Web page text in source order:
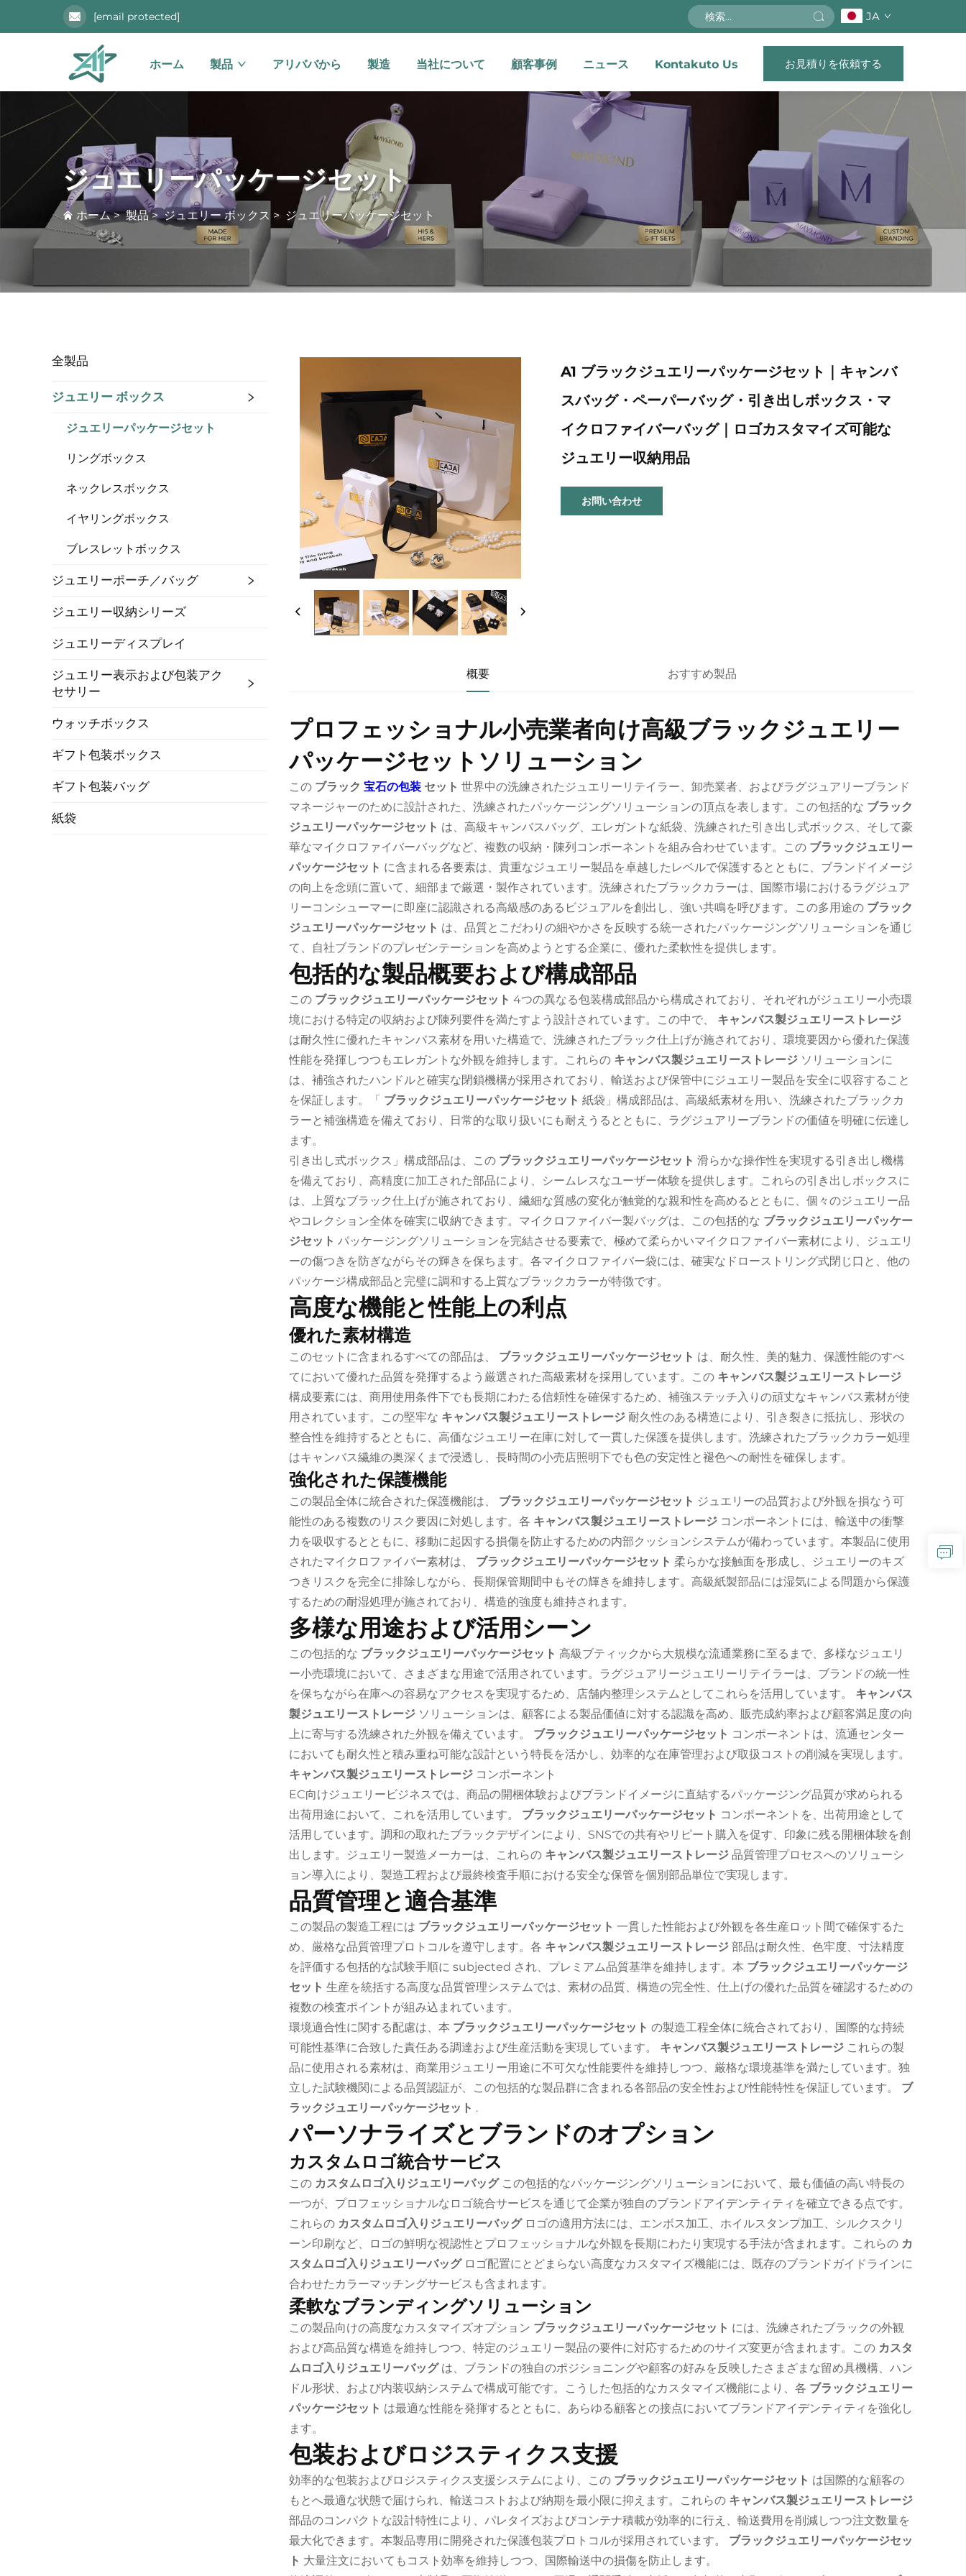
[email protected] JA
ホーム 製品 アリババから 製造 当社について 顧客事例 ニュース Kontakuto Us お見積りを依頼する
ジュエリーパッケージセット
ホーム>製品>ジュエリー ボックス > ジュエリーパッケージセット
全製品
ジュエリー ボックス
ジュエリーパッケージセット
リングボックス
ネックレスボックス
イヤリングボックス
ブレスレットボックス
ジュエリーポーチ／バッグ
ジュエリー収納シリーズ
ジュエリーディスプレイ
ジュエリー表示および包装アク
セサリー
ウォッチボックス
ギフト包装ボックス
ギフト包装バッグ
紙袋
A1 ブラックジュエリーパッケージセット｜キャンバ
スバッグ・ペーパーバッグ・引き出しボックス・マ
イクロファイバーバッグ｜ロゴカスタマイズ可能な
ジュエリー収納用品
お問い合わせ
概要 おすすめ製品
プロフェッショナル小売業者向け高級ブラックジュエリー
パッケージセットソリューション
この ブラック 宝石の包装 セット 世界中の洗練されたジュエリーリテイラー、卸売業者、およびラグジュアリーブランド
マネージャーのために設計された、洗練されたパッケージングソリューションの頂点を表します。この包括的な ブラック
ジュエリーパッケージセット は、高級キャンバスバッグ、エレガントな紙袋、洗練された引き出し式ボックス、そして豪
華なマイクロファイバーバッグなど、複数の収納・陳列コンポーネントを組み合わせています。この ブラックジュエリー
パッケージセット に含まれる各要素は、貴重なジュエリー製品を卓越したレベルで保護するとともに、ブランドイメージ
の向上を念頭に置いて、細部まで厳選・製作されています。洗練されたブラックカラーは、国際市場におけるラグジュア
リーコンシューマーに即座に認識される高級感のあるビジュアルを創出し、強い共鳴を呼びます。この多用途の ブラック
ジュエリーパッケージセット は、品質とこだわりの細やかさを反映する統一されたパッケージングソリューションを通じ
て、自社ブランドのプレゼンテーションを高めようとする企業に、優れた柔軟性を提供します。
包括的な製品概要および構成部品
この ブラックジュエリーパッケージセット 4つの異なる包装構成部品から構成されており、それぞれがジュエリー小売環
境における特定の収納および陳列要件を満たすよう設計されています。この中で、 キャンバス製ジュエリーストレージ
は耐久性に優れたキャンバス素材を用いた構造で、洗練されたブラック仕上げが施されており、環境要因から優れた保護
性能を発揮しつつもエレガントな外観を維持します。これらの キャンバス製ジュエリーストレージ ソリューションに
は、補強されたハンドルと確実な閉鎖機構が採用されており、輸送および保管中にジュエリー製品を安全に収容すること
を保証します。「 ブラックジュエリーパッケージセット 紙袋」構成部品は、高級紙素材を用い、洗練されたブラックカ
ラーと補強構造を備えており、日常的な取り扱いにも耐えうるとともに、ラグジュアリーブランドの価値を明確に伝達し
ます。
引き出し式ボックス」構成部品は、この ブラックジュエリーパッケージセット 滑らかな操作性を実現する引き出し機構
を備えており、高精度に加工された部品により、シームレスなユーザー体験を提供します。これらの引き出しボックスに
は、上質なブラック仕上げが施されており、繊細な質感の変化が触覚的な親和性を高めるとともに、個々のジュエリー品
やコレクション全体を確実に収納できます。マイクロファイバー製バッグは、この包括的な ブラックジュエリーパッケー
ジセット パッケージングソリューションを完結させる要素で、極めて柔らかいマイクロファイバー素材により、ジュエリ
ーの傷つきを防ぎながらその輝きを保ちます。各マイクロファイバー袋には、確実なドローストリング式閉じ口と、他の
パッケージ構成部品と完璧に調和する上質なブラックカラーが特徴です。
高度な機能と性能上の利点
優れた素材構造
このセットに含まれるすべての部品は、 ブラックジュエリーパッケージセット は、耐久性、美的魅力、保護性能のすべ
てにおいて優れた品質を発揮するよう厳選された高級素材を採用しています。この キャンバス製ジュエリーストレージ
構成要素には、商用使用条件下でも長期にわたる信頼性を確保するため、補強ステッチ入りの頑丈なキャンバス素材が使
用されています。この堅牢な キャンバス製ジュエリーストレージ 耐久性のある構造により、引き裂きに抵抗し、形状の
整合性を維持するとともに、高価なジュエリー在庫に対して一貫した保護を提供します。洗練されたブラックカラー処理
はキャンバス繊維の奥深くまで浸透し、長時間の小売店照明下でも色の安定性と褪色への耐性を確保します。
強化された保護機能
この製品全体に統合された保護機能は、 ブラックジュエリーパッケージセット ジュエリーの品質および外観を損なう可
能性のある複数のリスク要因に対処します。各 キャンバス製ジュエリーストレージ コンポーネントには、輸送中の衝撃
力を吸収するとともに、移動に起因する損傷を防止するための内部クッションシステムが備わっています。本製品に使用
されたマイクロファイバー素材は、 ブラックジュエリーパッケージセット 柔らかな接触面を形成し、ジュエリーのキズ
つきリスクを完全に排除しながら、長期保管期間中もその輝きを維持します。高級紙製部品には湿気による問題から保護
するための耐湿処理が施されており、構造的強度も維持されます。
多様な用途および活用シーン
この包括的な ブラックジュエリーパッケージセット 高級ブティックから大規模な流通業務に至るまで、多様なジュエリ
ー小売環境において、さまざまな用途で活用されています。ラグジュアリージュエリーリテイラーは、ブランドの統一性
を保ちながら在庫への容易なアクセスを実現するため、店舗内整理システムとしてこれらを活用しています。 キャンバス
製ジュエリーストレージ ソリューションは、顧客による製品価値に対する認識を高め、販売成約率および顧客満足度の向
上に寄与する洗練された外観を備えています。 ブラックジュエリーパッケージセット コンポーネントは、流通センター
においても耐久性と積み重ね可能な設計という特長を活かし、効率的な在庫管理および取扱コストの削減を実現します。
キャンバス製ジュエリーストレージ コンポーネント
EC向けジュエリービジネスでは、商品の開梱体験およびブランドイメージに直結するパッケージング品質が求められる
出荷用途において、これを活用しています。 ブラックジュエリーパッケージセット コンポーネントを、出荷用途として
活用しています。調和の取れたブラックデザインにより、SNSでの共有やリピート購入を促す、印象に残る開梱体験を創
出します。ジュエリー製造メーカーは、これらの キャンバス製ジュエリーストレージ 品質管理プロセスへのソリューシ
ョン導入により、製造工程および最終検査手順における安全な保管を個別部品単位で実現します。
品質管理と適合基準
この製品の製造工程には ブラックジュエリーパッケージセット 一貫した性能および外観を各生産ロット間で確保するた
め、厳格な品質管理プロトコルを遵守します。各 キャンバス製ジュエリーストレージ 部品は耐久性、色牢度、寸法精度
を評価する包括的な試験手順に subjected され、プレミアム品質基準を維持します。本 ブラックジュエリーパッケージ
セット 生産を統括する高度な品質管理システムでは、素材の品質、構造の完全性、仕上げの優れた品質を確認するための
複数の検査ポイントが組み込まれています。
環境適合性に関する配慮は、本 ブラックジュエリーパッケージセット の製造工程全体に統合されており、国際的な持続
可能性基準に合致した責任ある調達および生産活動を実現しています。 キャンバス製ジュエリーストレージ これらの製
品に使用される素材は、商業用ジュエリー用途に不可欠な性能要件を維持しつつ、厳格な環境基準を満たしています。独
立した試験機関による品質認証が、この包括的な製品群に含まれる各部品の安全性および性能特性を保証しています。 ブ
ラックジュエリーパッケージセット .
パーソナライズとブランドのオプション
カスタムロゴ統合サービス
この カスタムロゴ入りジュエリーバッグ この包括的なパッケージングソリューションにおいて、最も価値の高い特長の
一つが、プロフェッショナルなロゴ統合サービスを通じて企業が独自のブランドアイデンティティを確立できる点です。
これらの カスタムロゴ入りジュエリーバッグ ロゴの適用方法には、エンボス加工、ホイルスタンプ加工、シルクスクリ
ーン印刷など、ロゴの鮮明な視認性とプロフェッショナルな外観を長期にわたり実現する手法が含まれます。これらの カ
スタムロゴ入りジュエリーバッグ ロゴ配置にとどまらない高度なカスタマイズ機能には、既存のブランドガイドラインに
合わせたカラーマッチングサービスも含まれます。
柔軟なブランディングソリューション
この製品向けの高度なカスタマイズオプション ブラックジュエリーパッケージセット には、洗練されたブラックの外観
および高品質な構造を維持しつつ、特定のジュエリー製品の要件に対応するためのサイズ変更が含まれます。この カスタ
ムロゴ入りジュエリーバッグ は、ブランドの独自のポジショニングや顧客の好みを反映したさまざまな留め具機構、ハン
ドル形状、および内装収納システムで構成可能です。こうした包括的なカスタマイズ機能により、各 ブラックジュエリー
パッケージセット は最適な性能を発揮するとともに、あらゆる顧客との接点においてブランドアイデンティティを強化し
ます。
包装およびロジスティクス支援
効率的な包装およびロジスティクス支援システムにより、この ブラックジュエリーパッケージセット は国際的な顧客の
もとへ最適な状態で届けられ、輸送コストおよび納期を最小限に抑えます。これらの キャンバス製ジュエリーストレージ
部品のコンパクトな設計特性により、パレタイズおよびコンテナ積載が効率的に行え、輸送費用を削減しつつ注文数量を
最大化できます。本製品専用に開発された保護包装プロトコルが採用されています。 ブラックジュエリーパッケージセッ
ト 大量注文においてもコスト効率を維持しつつ、国際輸送中の損傷を防止します。